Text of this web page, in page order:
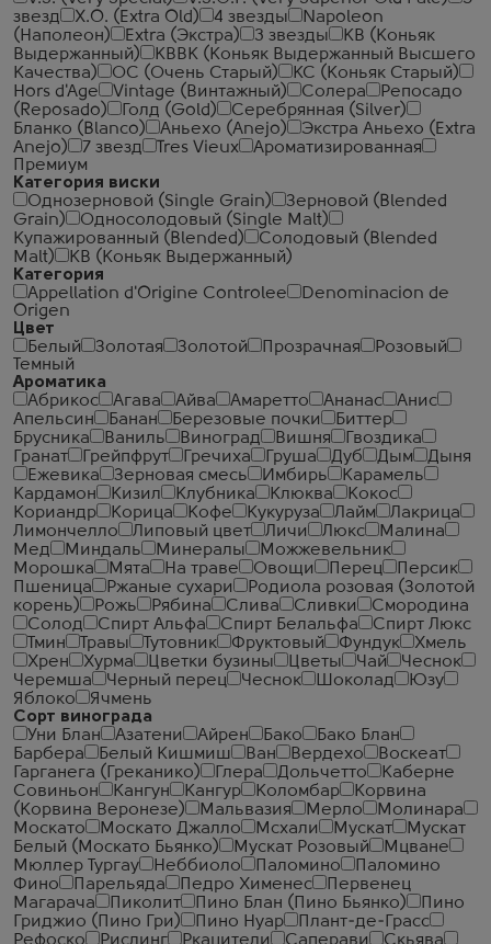
звезд
X.O. (Extra Old) 4 звезды
Napoleon
(Наполеон)
Extra (Экстра) 3 звезды
КВ (Коньяк
Выдержанный)
КВВК (Коньяк Выдержанный Высшего
Качества)
ОС (Очень Старый)
КС (Коньяк Старый)
Hors d'Age
Vintage (Винтажный) Солера
Репосадо
(Reposado)
Голд (Gold)
Серебрянная (Silver)
Бланко (Blanco)
Аньехо (Anejo)
Экстра Аньехо (Extra
Anejo)
7 звезд Tres Vieux
Ароматизированная
Премиум
Категория виски
Однозерновой (Single Grain)
Зерновой (Blended
Grain)
Односолодовый (Single Malt)
Купажированный (Blended)
Солодовый (Blended
Malt)
КВ (Коньяк Выдержанный)
Категория
Appellation d'Origine Controlee
Denominacion de
Origen
Цвет
Белый
Золотая Золотой Прозрачная
Розовый
Темный
Ароматика
Абрикос
Агава Айва Амаретто Ананас
Анис
Апельсин
Банан Березовые почки
Биттер
Брусника
Ваниль Виноград Вишня
Гвоздика
Гранат
Грейпфрут Гречиха Груша Дуб Дым
Дыня
Ежевика
Зерновая смесь Имбирь
Карамель
Кардамон
Кизил Клубника Клюква
Кокос
Кориандр
Корица Кофе Кукуруза Лайм
Лакрица
Лимончелло
Липовый цвет Личи Люкс
Малина
Мед
Миндаль Минералы
Можжевельник
Морошка
Мята На траве Овощи Перец
Персик
Пшеница
Ржаные сухари
Родиола розовая (Золотой
корень)
Рожь Рябина Слива Сливки
Смородина
Солод
Спирт Альфа Спирт Белальфа
Спирт Люкс
Тмин
Травы Тутовник Фруктовый Фундук
Хмель
Хрен
Хурма Цветки бузины Цветы Чай
Чеcнок
Черемша
Черный перец Чеснок Шоколад
Юзу
Яблоко
Ячмень
Сорт винограда
Уни Блан
Азатени Айрен Бако
Бако Блан
Барбера
Белый Кишмиш Ван Вердехо
Воскеат
Гарганега (Греканико)
Глера Дольчетто
Каберне
Совиньон
Кангун Кангур Коломбар
Корвина
(Корвина Веронезе)
Мальвазия Мерло
Молинара
Москато
Москато Джалло Мсхали Мускат
Мускат
Белый (Москато Бьянко)
Мускат Розовый
Мцване
Мюллер Тургау
Неббиоло Паломино
Паломино
Фино
Парельяда Педро Хименес
Первенец
Магарача
Пиколит Пино Блан (Пино Бьянко)
Пино
Гриджио (Пино Гри)
Пино Нуар
Плант-де-Грасс